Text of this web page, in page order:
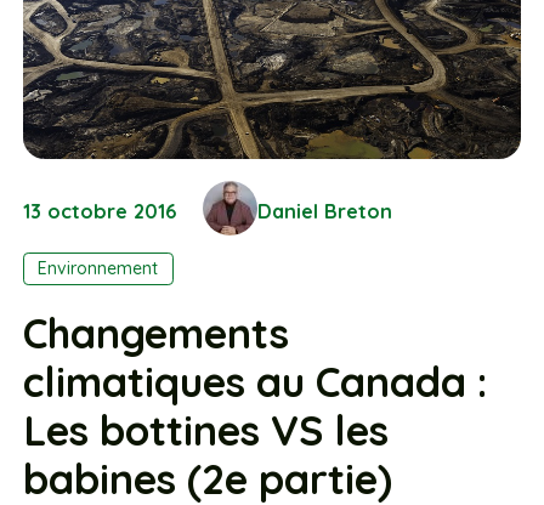
13 octobre 2016 Daniel Breton
Environnement
Changements
climatiques au Canada :
Les bottines VS les
babines (2e partie)